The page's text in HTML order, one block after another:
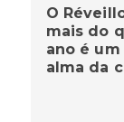
O
mais do
ano é
alma da